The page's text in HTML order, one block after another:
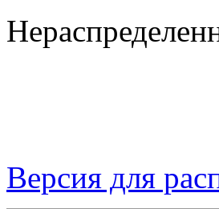
Версия для